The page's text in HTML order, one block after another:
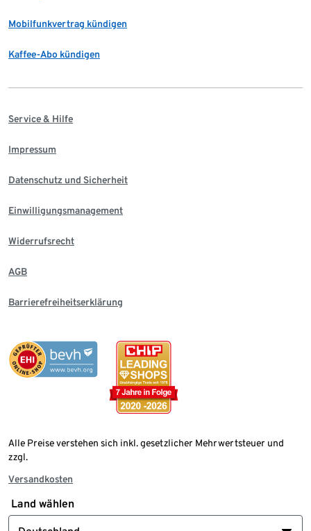
Mobilfunkvertrag kündigen
Kaffee-Abo kündigen
Service & Hilfe
Impressum
Datenschutz und Sicherheit
Einwilligungsmanagement
Widerrufsrecht
AGB
Barrierefreiheitserklärung
Alle Preise verstehen sich inkl. gesetzlicher Mehrwertsteuer und
zzgl.
Versandkosten
Land wählen